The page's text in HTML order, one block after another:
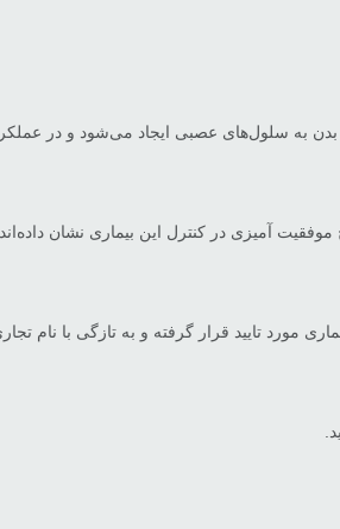
آمیزی در کنترل این بیماری نشان داده‌اند.